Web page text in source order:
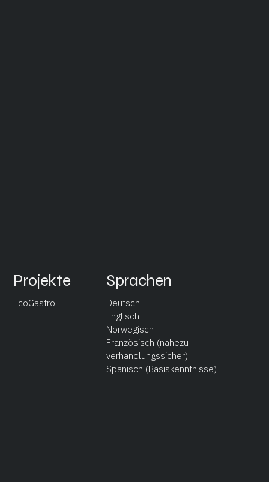
Projekte
EcoGastro
Sprachen
Deutsch
Englisch
Norwegisch
Französisch (nahezu
verhandlungssicher)
Spanisch (Basiskenntnisse)